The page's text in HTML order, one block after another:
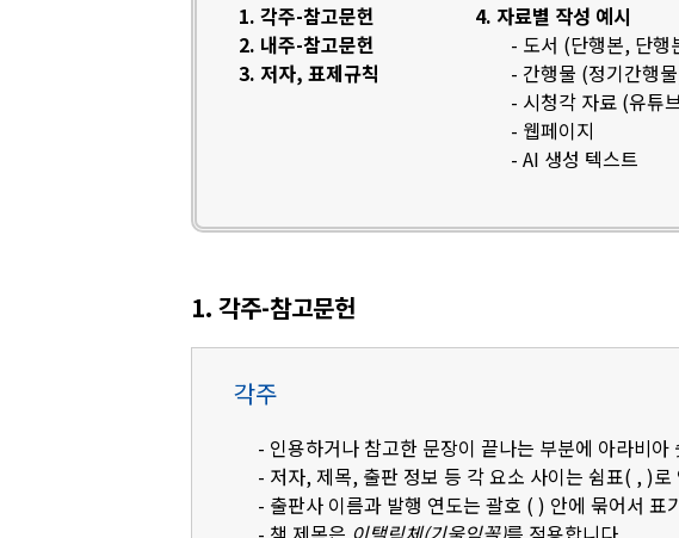
1. 각주-참고문헌
2. 내주-참고문헌
3. 저자, 표제규칙
4. 자료별 작성 예시
- 도서 (단행본, 단행
- 간행물 (정기간행
- 시청각 자료 (유튜
- 웹페이지
- AI 생성 텍스트
1. 각주-참고문헌
각주
- 인용하거나 참고한 문장이 끝나는 부분에 아라비
- 저자, 제목, 출판 정보 등 각 요소 사이는 쉼표( , )
- 출판사 이름과 발행 연도는 괄호 ( ) 안에 묶어서 표